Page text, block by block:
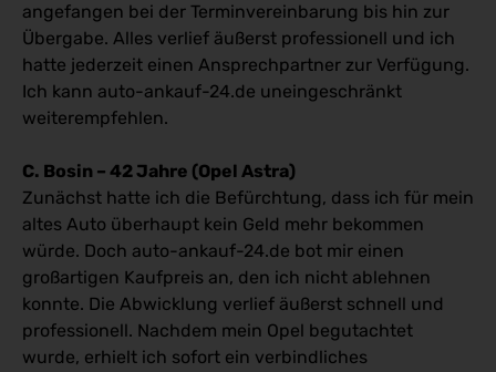
angefangen bei der Terminvereinbarung bis hin zur
Übergabe. Alles verlief äußerst professionell und ich
hatte jederzeit einen Ansprechpartner zur Verfügung.
Ich kann auto-ankauf-24.de uneingeschränkt
weiterempfehlen.
C. Bosin – 42 Jahre (Opel Astra)
Zunächst hatte ich die Befürchtung, dass ich für mein
altes Auto überhaupt kein Geld mehr bekommen
würde. Doch auto-ankauf-24.de bot mir einen
großartigen Kaufpreis an, den ich nicht ablehnen
konnte. Die Abwicklung verlief äußerst schnell und
professionell. Nachdem mein Opel begutachtet
wurde, erhielt ich sofort ein verbindliches